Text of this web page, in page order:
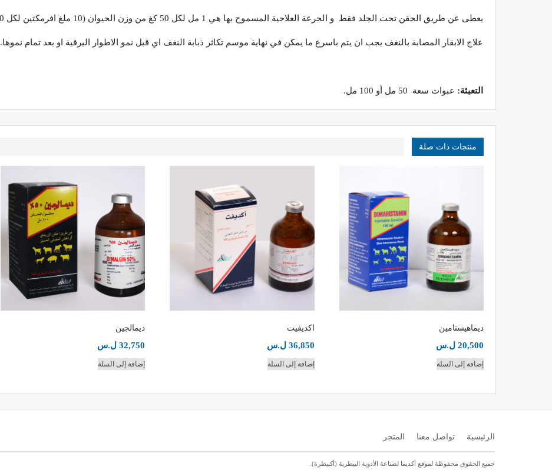
يعطى عن طريق الحقن تحت الجلد فقط و الجرعة العلاجية المسموح بها هي 1 مل لكل 50 كغ من وزن الحيوان (10 ملغ افرمكتين لكل 50 كغ من وزن الحيوان).
علاج الابقار المصابة بالنغف يجب ان يتم باسرع ما يمكن في نهاية موسم تكاثر ذبابة النغف اي قبل نمو الاطوار اليرقية او بعد تمام نموها.
التعبئة: عبوات سعة 50 مل أو 100 مل.
منتجات ذات صلة
ديماهيستامين
20,500 ل.س
إضافة إلى السلة
اكديفيت
36,850 ل.س
إضافة إلى السلة
ديمالجين
32,750 ل.س
إضافة إلى السلة
الرئيسية تواصل معنا المتجر
جميع الحقوق محفوظة لموقع أكديما لصناعة الأدوية البيطرية (أكبيطرة).